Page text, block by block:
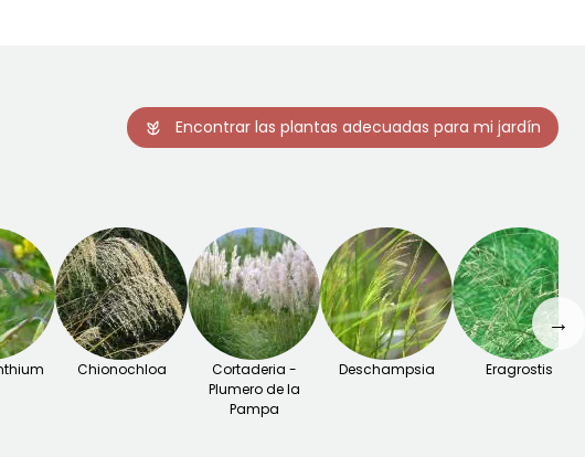
Encontrar las plantas adecuadas para mi jardín
Chionochloa
Cortaderia -
Plumero de la
Pampa
Deschampsia Eragrostis
→